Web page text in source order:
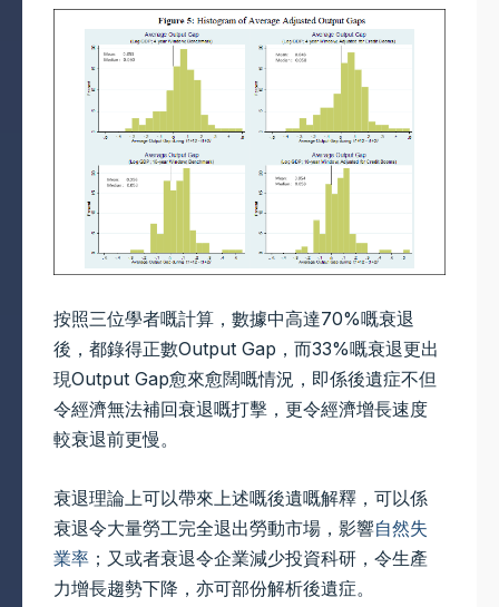
按照三位學者嘅計算，數據中高達70%嘅衰退
後，都錄得正數Output Gap，而33%嘅衰退更出
現Output Gap愈來愈闊嘅情況，即係後遺症不但
令經濟無法補回衰退嘅打擊，更令經濟增長速度
較衰退前更慢。
衰退理論上可以帶來上述嘅後遺嘅解釋，可以係
衰退令大量勞工完全退出勞動市場，影響自然失
業率 ；又或者衰退令企業減少投資科研，令生產
力增長趨勢下降，亦可部份解析後遺症。